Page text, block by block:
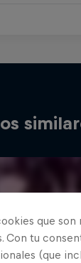
que son
Con tu
(que